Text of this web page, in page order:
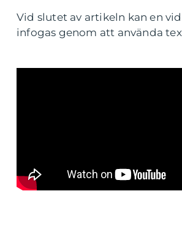
Vid slutet av artikeln kan en
infogas genom att använda